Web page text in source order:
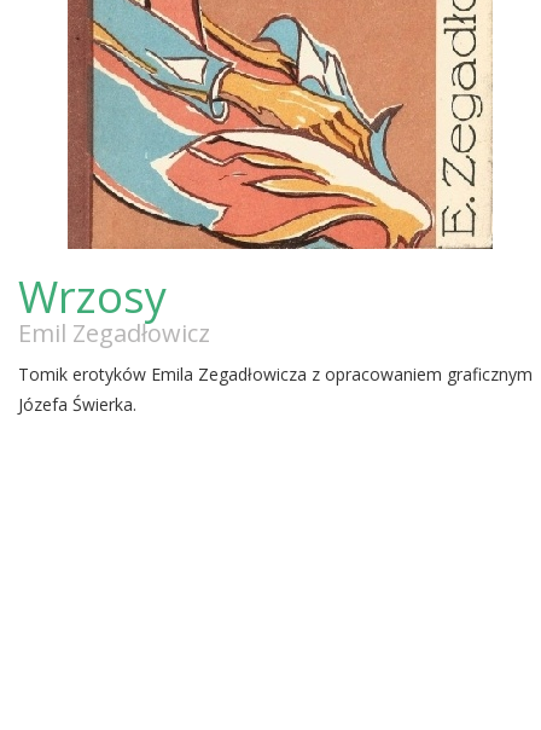
Wrzosy
Emil Zegadłowicz
Tomik erotyków Emila Zegadłowicza z opracowaniem graficznym
Józefa Świerka.